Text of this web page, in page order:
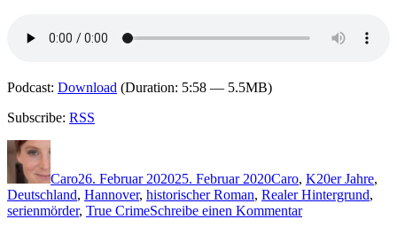
Podcast: Download (Duration: 5:58 — 5.5MB)
Subscribe: RSS
Autor
Caro26. Februar 202025. Februar 2020Caro, K20er Jahre,
Deutschland, Hannover, historischer Roman, Realer Hintergrund,
serienmörder, True CrimeSchreibe einen Kommentarzu